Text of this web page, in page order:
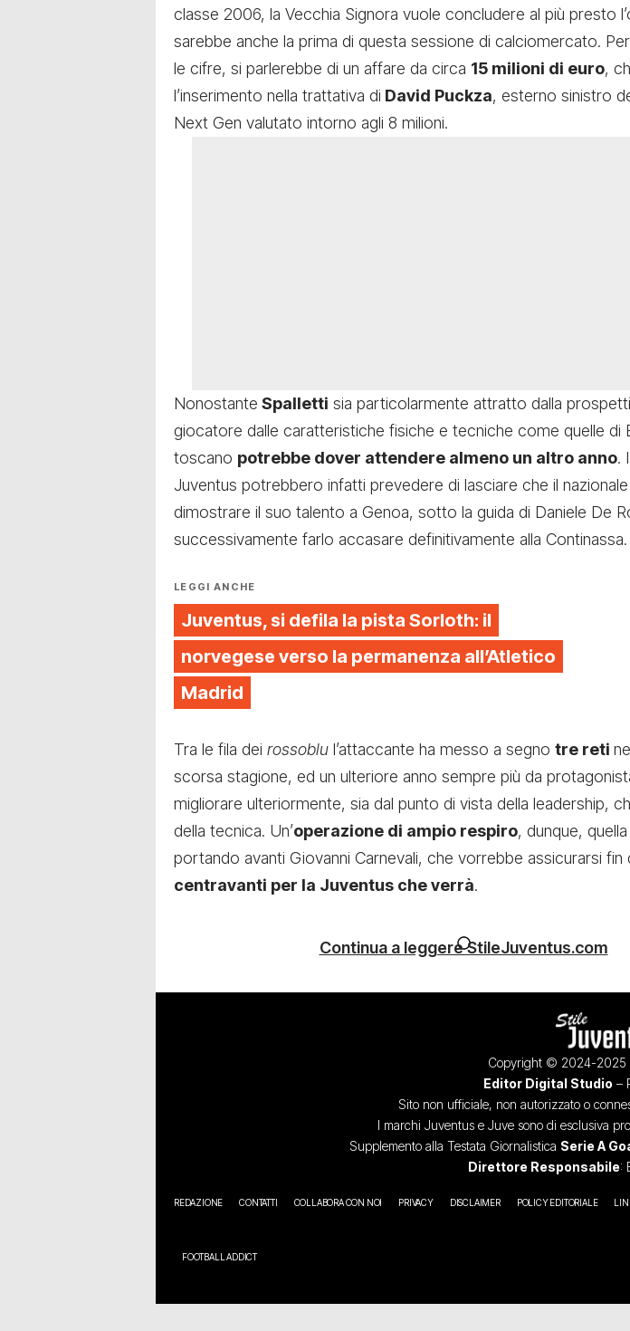
classe 2006, la Vecchia Signora vuole concludere al più presto
sarebbe anche la prima di questa sessione di calciomercato.
le cifre, si parlerebbe di un affare da circa 15 milioni di euro,
l’inserimento nella trattativa di David Puckza, esterno sinistro
Next Gen valutato intorno agli 8 milioni.
Nonostante Spalletti sia particolarmente attratto dalla
giocatore dalle caratteristiche fisiche e tecniche come quelle di
toscano potrebbe dover attendere almeno un altro anno.
Juventus potrebbero infatti prevedere di lasciare che il
dimostrare il suo talento a Genoa, sotto la guida di Daniele De
successivamente farlo accasare definitivamente alla Continassa.
LEGGI ANCHE
Juventus, si defila la pista Sorloth: il
norvegese verso la permanenza all’Atletico
Madrid
Tra le fila dei rossoblu l’attaccante ha messo a segno tre reti
scorsa stagione, ed un ulteriore anno sempre più da
migliorare ulteriormente, sia dal punto di vista della leadership,
della tecnica. Un’operazione di ampio respiro, dunque,
portando avanti Giovanni Carnevali, che vorrebbe assicurarsi fin
centravanti per la Juventus che verrà.
Continua a leggere StileJuventus.com
Copyright © 2024-2025
Editor Digital Studio –
Sito non ufficiale, non autorizzato o
I marchi Juventus e Juve sono di esclusiva
Supplemento alla Testata Giornalistica Serie A
Direttore Responsabile:
REDAZIONE CONTATTI COLLABORA CON NOI PRIVACY DISCLAIMER POLICY EDITORIALE
FOOTBALL ADDICT